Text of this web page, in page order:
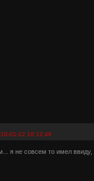
01-12 16:12:46
я не совсем то имел